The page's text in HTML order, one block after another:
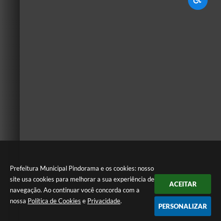
Prefeitura Municipal Pindorama e os cookies: nosso
site usa cookies para melhorar a sua experiência de
navegação. Ao continuar você concorda com a
nossa Política de Cookies e Privacidade.
ACEITAR
PERSONALIZAR